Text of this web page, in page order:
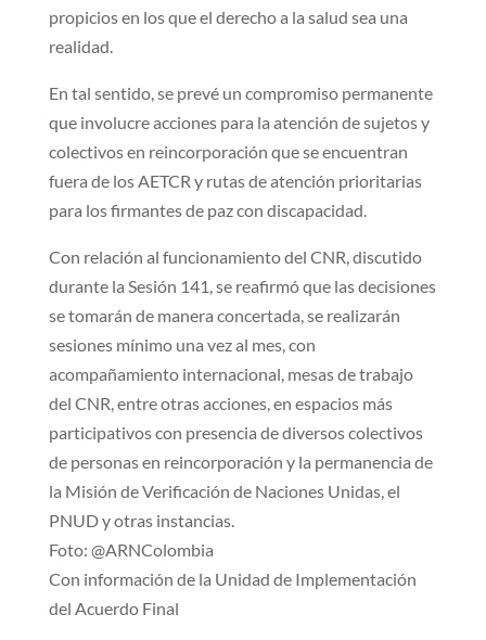
propicios en los que el derecho a la salud sea una
realidad.
En tal sentido, se prevé un compromiso permanente
que involucre acciones para la atención de sujetos y
colectivos en reincorporación que se encuentran
fuera de los AETCR y rutas de atención prioritarias
para los firmantes de paz con discapacidad.
Con relación al funcionamiento del CNR, discutido
durante la Sesión 141, se reafirmó que las decisiones
se tomarán de manera concertada, se realizarán
sesiones mínimo una vez al mes, con
acompañamiento internacional, mesas de trabajo
del CNR, entre otras acciones, en espacios más
participativos con presencia de diversos colectivos
de personas en reincorporación y la permanencia de
la Misión de Verificación de Naciones Unidas, el
PNUD y otras instancias.
Foto: @ARNColombia
Con información de la Unidad de Implementación
del Acuerdo Final